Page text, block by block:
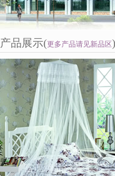
产品展示(更多产品请见新品区)